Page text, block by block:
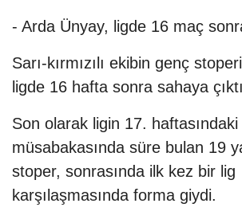
- Arda Ünyay, ligde 16 maç
Sarı-kırmızılı ekibin genç
ligde 16 hafta sonra sahaya
Son olarak ligin 17. haftasındaki
müsabakasında süre bulan 19
stoper, sonrasında ilk kez bir lig
karşılaşmasında forma giydi.